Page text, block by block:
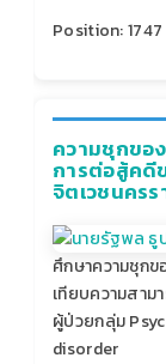
Position:1747
ความชุกขอ
การต่อสู้คดี
จิตเวชนคร
ศึกษาความชุกข
เทียบความสาม
ผู้ป่วยกลุ่ม
disorder